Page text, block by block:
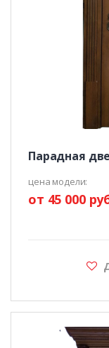
Парадная
цена модели:
от 45 000